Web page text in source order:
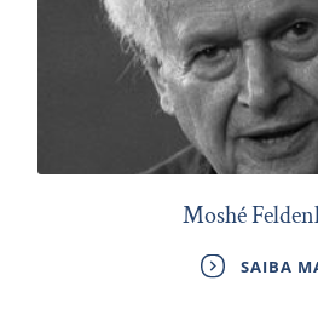
Moshé
SAIBA